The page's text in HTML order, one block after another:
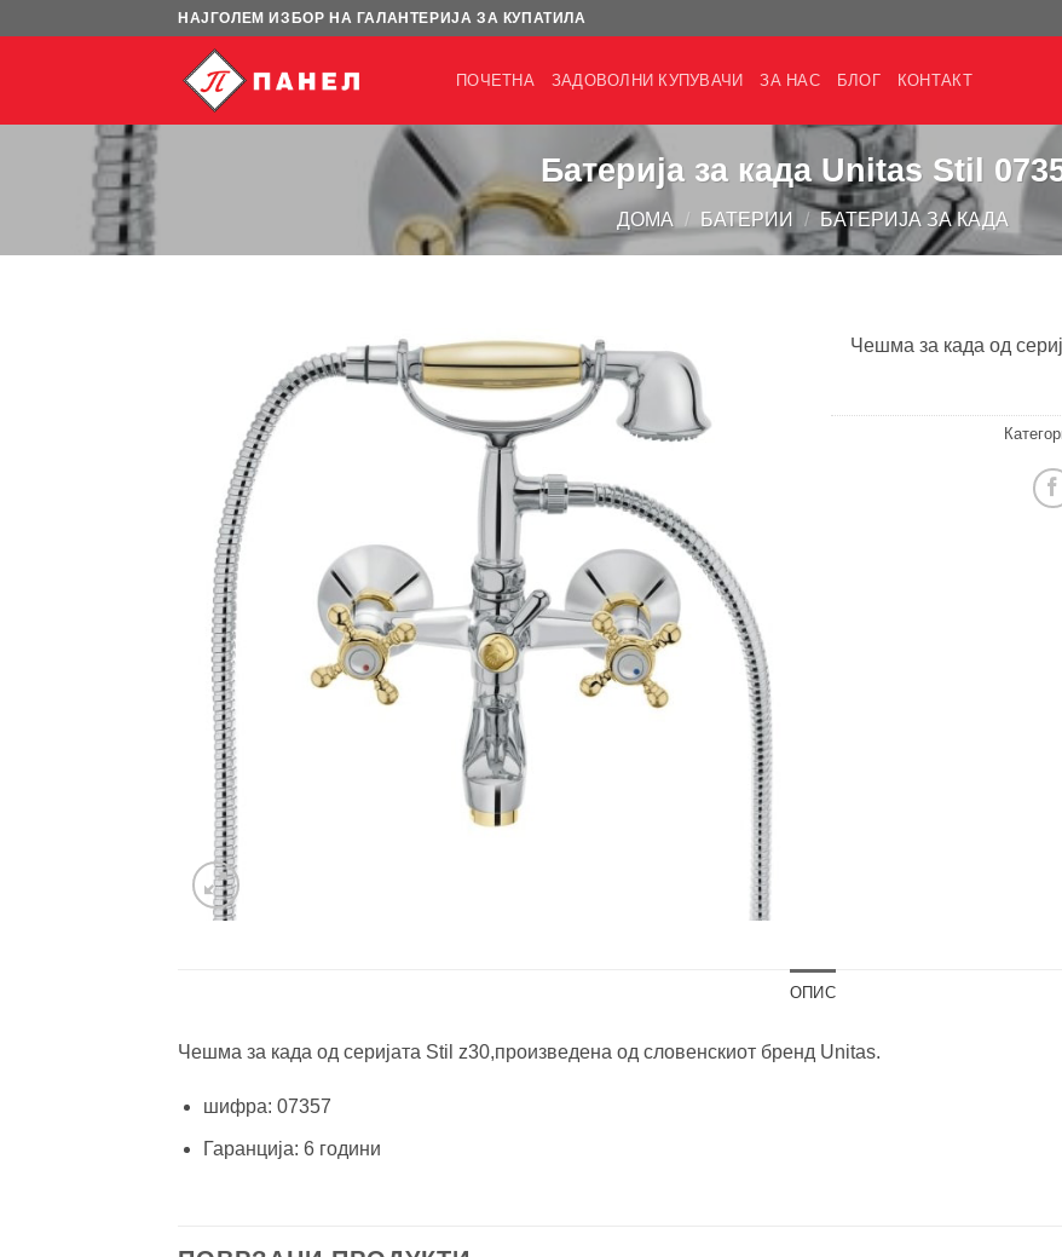
НАЈГОЛЕМ ИЗБОР НА ГАЛАНТЕРИЈА ЗА КУПАТИЛА
ПОЧЕТНА ЗАДОВОЛНИ КУПУВАЧИ ЗА НАС БЛОГ КОНТАКТ
Батерија за када Unitas Stil
ДОМА / БАТЕРИИ / БАТЕРИЈА ЗА КАДА
Чешма за када од
ОПИС
Чешма за када од серијата Stil z30,произведена од словенскиот бренд Unitas.
шифра: 07357
Гаранција: 6 години